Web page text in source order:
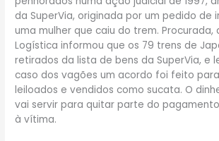
da SuperVia, originada por um pedido de
uma mulher que caiu do trem. Procurada,
Logística informou que os 79 trens de
retirados da lista de bens da SuperVia, e
caso dos vagões um acordo foi feito
leiloados e vendidos como sucata. O
vai servir para quitar parte do
à vítima.